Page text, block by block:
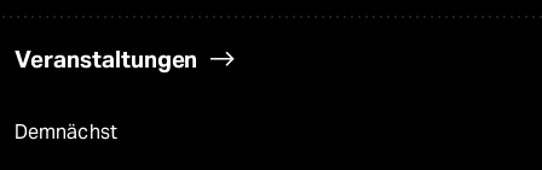
Veranstaltungen
Demnächst